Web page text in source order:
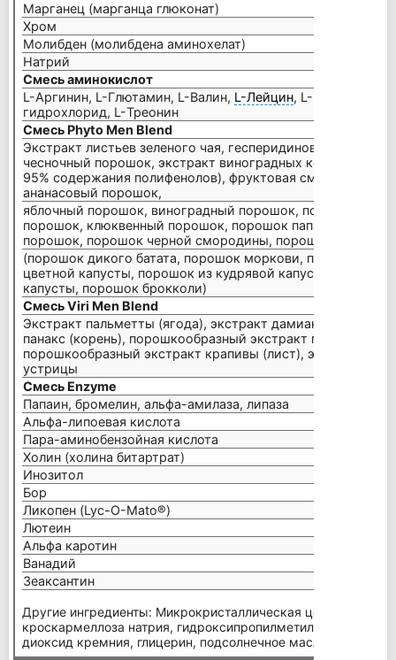
Марганец (марганца глюконат)
Хром
Молибден (молибдена аминохелат)
Натрий
Смесь аминокислот
L-Аргинин, L-Глютамин, L-Валин, L-Лейцин, L-Изолейцин,
гидрохлорид, L-Треонин
Смесь Phyto Men Blend
Экстракт листьев зеленого чая, гесперидиновый
чесночный порошок, экстракт виноградных косточек
95% содержания полифенолов), фруктовая смесь
ананасовый порошок,
яблочный порошок, виноградный порошок, порошок
порошок, клюквенный порошок, порошок папайи,
порошок, порошок черной смородины, порошок плодов
(порошок дикого батата, порошок моркови, порошок
цветной капусты, порошок из кудрявой капусты,
капусты, порошок брокколи)
Смесь Viri Men Blend
Экстракт пальметты (ягода), экстракт дамианы (лист),
панакс (корень), порошкообразный экстракт гинкго
порошкообразный экстракт крапивы (лист), экстракт
устрицы
Смесь Enzyme
Папаин, бромелин, альфа-амилаза, липаза
Альфа-липоевая кислота
Пара-аминобензойная кислота
Холин (холина битартрат)
Инозитол
Бор
Ликопен (Lyc-O-Mato®)
Лютеин
Альфа каротин
Ванадий
Зеаксантин
Другие ингредиенты: Микрокристаллическая целлюлоза,
кроскармеллоза натрия, гидроксипропилметилцеллюлоза
диоксид кремния, глицерин, подсолнечное масло.